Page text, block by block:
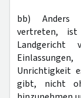
bb) Anders
vertreten,
Landgericht
Unrichtigkeit
gibt, nicht